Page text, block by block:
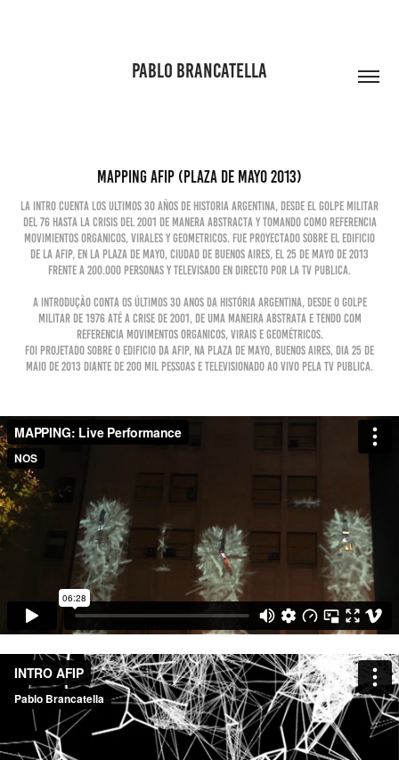
PABLO BRANCATELLA
Mapping AFIP (plaza de Mayo 2013)
La intro cuenta los ultimos 30 años de historia argentina, desde el golpe militar
del 76 hasta la crisis del 2001 de manera abstracta y tomando como referencia
movimientos organicos, virales y geometricos. Fue proyectado sobre el edificio
de la AFIP, en la Plaza de Mayo, ciudad de Buenos Aires, el 25 de Mayo de 2013
frente a 200.000 personas y televisado en directo por la tv publica.
A introdução conta os últimos 30 anos da história argentina, desde o golpe
militar de 1976 até a crise de 2001, de uma maneira abstrata e tendo com
referencia movimentos organicos, virais e geométricos.
Foi projetado sobre o edificio da AFIP, na Plaza de Mayo, Buenos Aires, dia 25 de
maio de 2013 diante de 200 mil pessoas e televisionado ao vivo pela TV Publica.